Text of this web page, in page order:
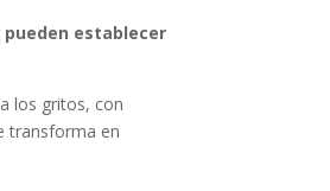
establecer
los gritos, con
transforma en